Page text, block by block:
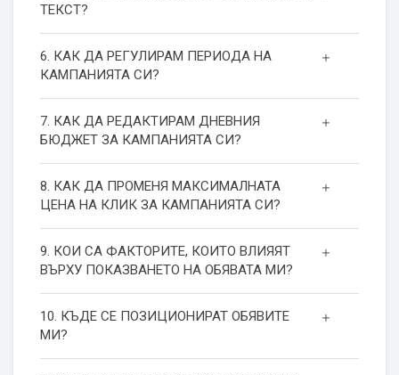
ТЕКСТ?
6. КАК ДА РЕГУЛИРАМ ПЕРИОДА НА
КАМПАНИЯТА СИ?
7. КАК ДА РЕДАКТИРАМ ДНЕВНИЯ
БЮДЖЕТ ЗА КАМПАНИЯТА СИ?
8. КАК ДА ПРОМЕНЯ МАКСИМАЛНАТА
ЦЕНА НА КЛИК ЗА КАМПАНИЯТА СИ?
9. КОИ СА ФАКТОРИТЕ, КОИТО ВЛИЯЯТ
ВЪРХУ ПОКАЗВАНЕТО НА ОБЯВАТА МИ?
10. КЪДЕ СЕ ПОЗИЦИОНИРАТ ОБЯВИТЕ
МИ?